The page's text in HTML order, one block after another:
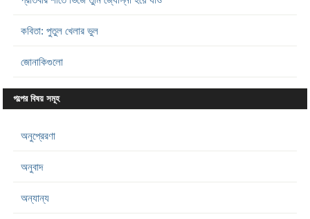
কবিতা: পুতুল খেলার ভুল
জোনাকিগুলো
গল্পের বিষয় সমূহ
অনুপ্রেরণা
অনুবাদ
অন্যান্য